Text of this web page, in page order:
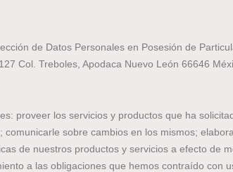
de Datos Personales en Posesión de
Col. Treboles, Apodaca Nuevo León 66646
proveer los servicios y productos que ha
sobre cambios en los mismos;
de nuestros productos y servicios a efecto de
a las obligaciones que hemos contraído con